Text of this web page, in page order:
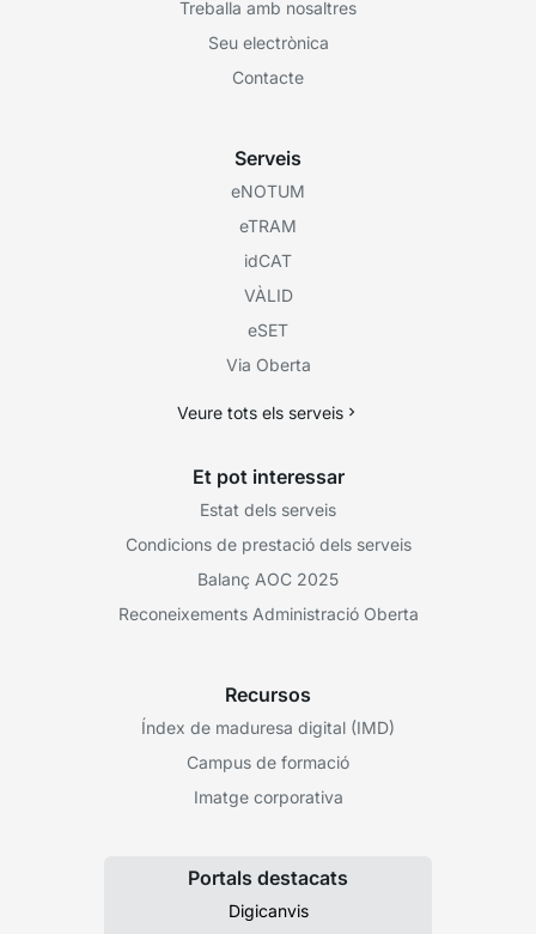
Treballa amb nosaltres
Seu electrònica
Contacte
Serveis
eNOTUM
eTRAM
idCAT
VÀLID
eSET
Via Oberta
Veure tots els serveis
Et pot interessar
Estat dels serveis
Condicions de prestació dels serveis
Balanç AOC 2025
Reconeixements Administració Oberta
Recursos
Índex de maduresa digital (IMD)
Campus de formació
Imatge corporativa
Portals destacats
Digicanvis